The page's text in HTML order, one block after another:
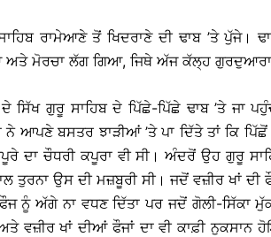
ਰਾਮੇਆਣੇ ਤੋਂ ਖਿਦਰਾਣੇ ਦੀ ਢਾਬ ’ਤੇ ਪੁੱਜੇ।
ਮੋਰਚਾ ਲੱਗ ਗਿਆ, ਜਿਥੇ ਅੱਜ ਕੱਲ੍ਹ ਗੁਰਦੁਆਰਾ
ਸਿੱਖ ਗੁਰੂ ਸਾਹਿਬ ਦੇ ਪਿੱਛੇ-ਪਿੱਛੇ ਢਾਬ ’ਤੇ ਜਾ
ਨੇ ਆਪਣੇ ਬਸਤਰ ਝਾੜੀਆਂ ’ਤੇ ਪਾ ਦਿੱਤੇ ਤਾਂ ਕਿ
ਦਾ ਚੌਧਰੀ ਕਪੂਰਾ ਵੀ ਸੀ। ਅੰਦਰੋਂ ਉਹ ਗੁਰੂ
ਤੁਰਨਾ ਉਸ ਦੀ ਮਜ਼ਬੂਰੀ ਸੀ। ਜਦੋਂ ਵਜ਼ੀਰ ਖਾਂ
ਨੂੰ ਅੱਗੇ ਨਾ ਵਧਣ ਦਿੱਤਾ ਪਰ ਜਦੋਂ ਗੋਲੀ-ਸਿੱਕਾ
ਵਜ਼ੀਰ ਖਾਂ ਦੀਆਂ ਫੌਜਾਂ ਦਾ ਵੀ ਕਾਫ਼ੀ ਨੁਕਸਾਨ